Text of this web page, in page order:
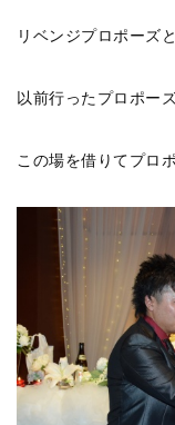
リベンジプロポーズ
以前行ったプロポー
この場を借りてプロ